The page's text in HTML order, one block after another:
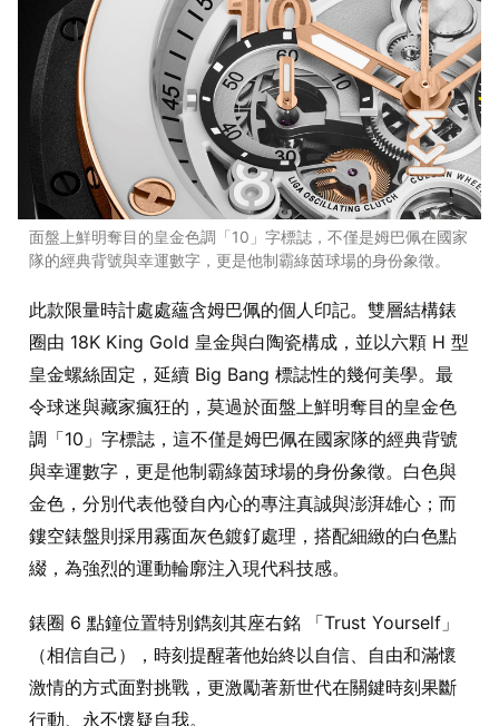
面盤上鮮明奪目的皇金色調「10」字標誌，不僅是姆巴佩在國家
隊的經典背號與幸運數字，更是他制霸綠茵球場的身份象徵。
此款限量時計處處蘊含姆巴佩的個人印記。雙層結構錶
圈由 18K King Gold 皇金與白陶瓷構成，並以六顆 H 型
皇金螺絲固定，延續 Big Bang 標誌性的幾何美學。最
令球迷與藏家瘋狂的，莫過於面盤上鮮明奪目的皇金色
調「10」字標誌，這不僅是姆巴佩在國家隊的經典背號
與幸運數字，更是他制霸綠茵球場的身份象徵。白色與
金色，分別代表他發自內心的專注真誠與澎湃雄心；而
鏤空錶盤則採用霧面灰色鍍釕處理，搭配細緻的白色點
綴，為強烈的運動輪廓注入現代科技感。
錶圈 6 點鐘位置特別鐫刻其座右銘 「Trust Yourself」
（相信自己），時刻提醒著他始終以自信、自由和滿懷
激情的方式面對挑戰，更激勵著新世代在關鍵時刻果斷
行動、永不懷疑自我。